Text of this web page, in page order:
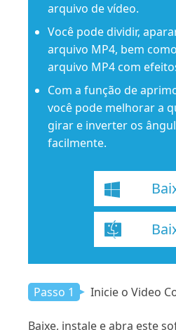
arquivo de vídeo.
Você pode dividir,
arquivo MP4, bem
arquivo MP4 com
Com a função de
você pode melhorar a
girar e inverter os
facilmente.
Passo 1 Inicie o Video
Baixe, instale e abra este